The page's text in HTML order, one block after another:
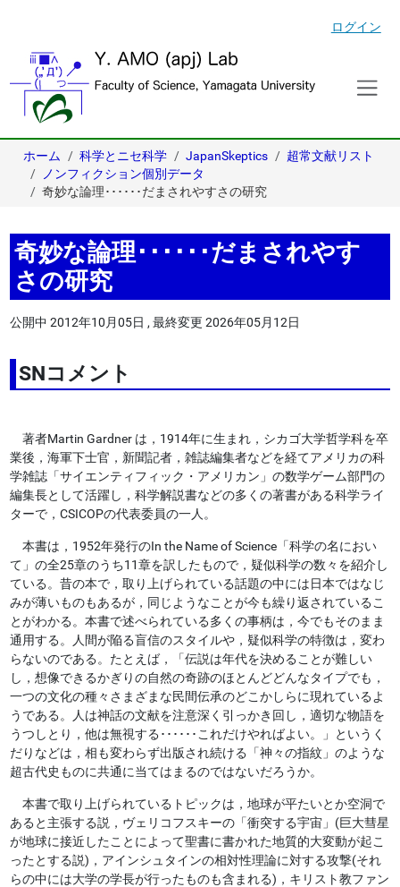
ログイン
ホーム 科学とニセ科学 JapanSkeptics
超常文献リスト
ノンフィクション個別データ
奇妙な論理･･････だまされやすさの研究
奇妙な論理･･････だまされやす
さの研究
公開中 2012年10月05日 ,最終変更 2026年05月12日
SNコメント
著者Martin Gardner は，1914年に生まれ，シカゴ大学哲学科を卒
業後，海軍下士官，新聞記者，雑誌編集者などを経てアメリカの科
学雑誌「サイエンティフィック・アメリカン」の数学ゲーム部門の
編集長として活躍し，科学解説書などの多くの著書がある科学ライ
ターで，CSICOPの代表委員の一人。
本書は，1952年発行のIn the Name of Science「科学の名におい
て」の全25章のうち11章を訳したもので，疑似科学の数々を紹介し
ている。昔の本で，取り上げられている話題の中には日本ではなじ
みが薄いものもあるが，同じようなことが今も繰り返されているこ
とがわかる。本書で述べられている多くの事柄は，今でもそのまま
通用する。人間が陥る盲信のスタイルや，疑似科学の特徴は，変わ
らないのである。たとえば，「伝説は年代を決めることが難しい
し，想像できるかぎりの自然の奇跡のほとんどどんなタイプでも，
一つの文化の種々さまざまな民間伝承のどこかしらに現れているよ
うである。人は神話の文献を注意深く引っかき回し，適切な物語を
うつしとり，他は無視する･･････これだけやればよい。」というく
だりなどは，相も変わらず出版され続ける「神々の指紋」のような
超古代史ものに共通に当てはまるのではないだろうか。
本書で取り上げられているトピックは，地球が平たいとか空洞で
あると主張する説，ヴェリコフスキーの「衝突する宇宙」(巨大彗星
が地球に接近したことによって聖書に書かれた地質的大変動が起こ
ったとする説)，アインシュタインの相対性理論に対する攻撃(それ
らの中には大学の学長が行ったものも含まれる)，キリスト教ファン